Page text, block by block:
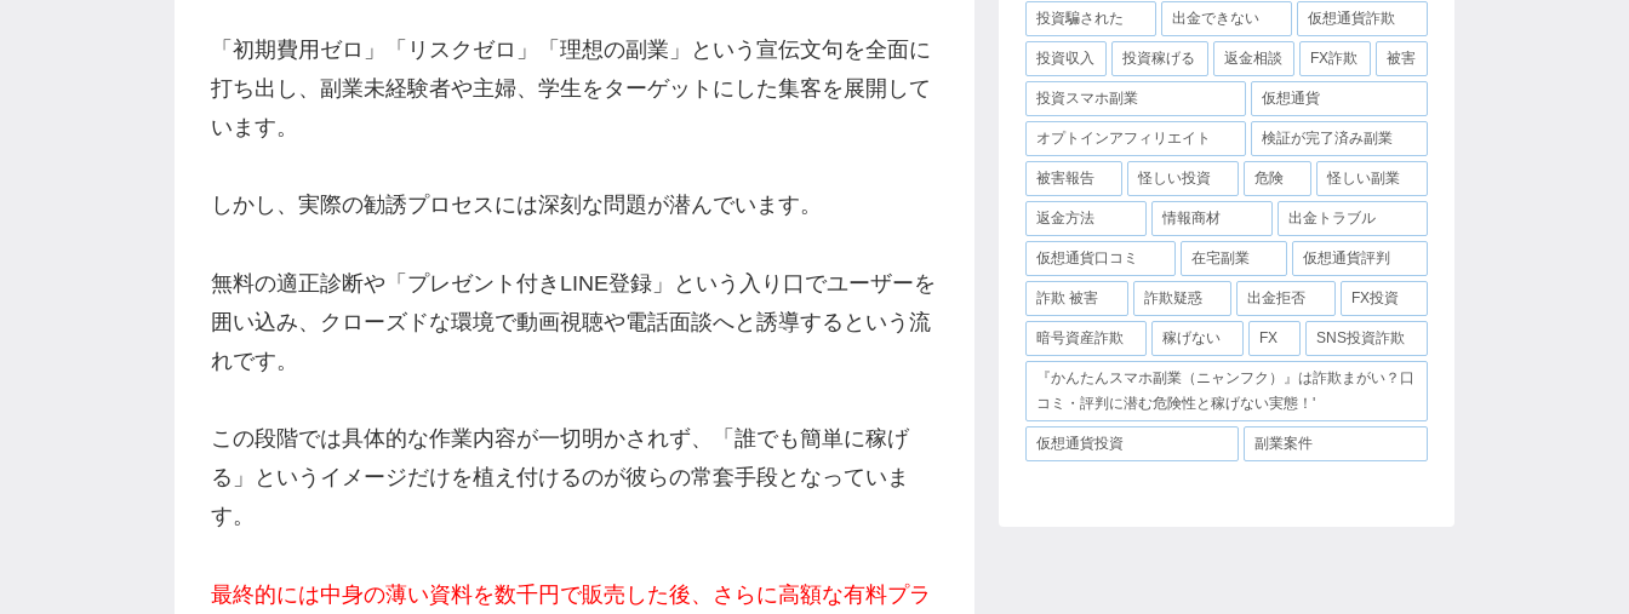
「初期費用ゼロ」「リスクゼロ」「理想の副業」という宣伝文句を全面に
打ち出し、副業未経験者や主婦、学生をターゲットにした集客を展開して
います。
しかし、実際の勧誘プロセスには深刻な問題が潜んでいます。
無料の適正診断や「プレゼント付きLINE登録」という入り口でユーザーを
囲い込み、クローズドな環境で動画視聴や電話面談へと誘導するという流
れです。
この段階では具体的な作業内容が一切明かされず、「誰でも簡単に稼げ
る」というイメージだけを植え付けるのが彼らの常套手段となっていま
す。
最終的には中身の薄い資料を数千円で販売した後、さらに高額な有料プラ
投資騙された 出金できない 仮想通貨詐欺
投資収入 投資稼げる 返金相談 FX詐欺 被害
投資スマホ副業 仮想通貨
オプトインアフィリエイト 検証が完了済み副業
被害報告 怪しい投資 危険 怪しい副業
返金方法 情報商材 出金トラブル
仮想通貨口コミ 在宅副業 仮想通貨評判
詐欺 被害 詐欺疑惑 出金拒否 FX投資
暗号資産詐欺 稼げない FX SNS投資詐欺
『かんたんスマホ副業（ニャンフク）』は詐欺まがい？口
コミ・評判に潜む危険性と稼げない実態！'
仮想通貨投資 副業案件